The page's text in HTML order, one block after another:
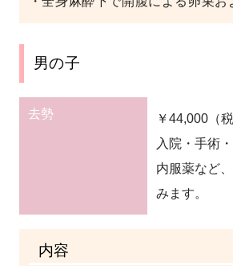
男の子
去勢
￥44,000（税
入院・手術
内服薬など
みます。
内容